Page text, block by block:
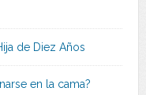
de Diez Años
en la cama?